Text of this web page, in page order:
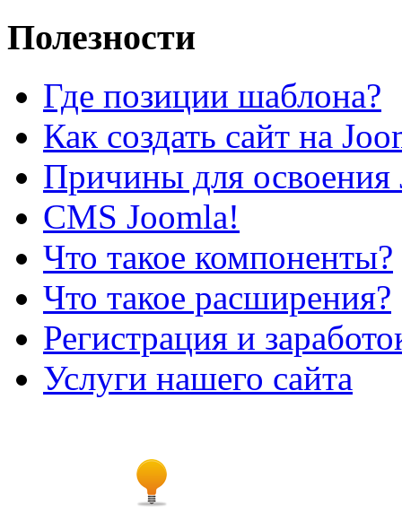
Полезности
Где позиции шаблона?
Как создать сайт на
Причины для освоения
CMS Joomla!
Что такое компоненты?
Что такое расширения?
Регистрация и
Услуги нашего сайта